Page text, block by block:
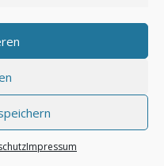
Impressum